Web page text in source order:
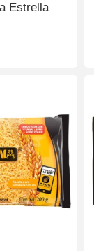
Estrella